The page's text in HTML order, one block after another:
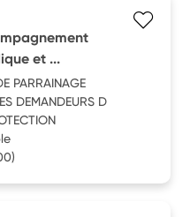
et ...
PARRAINAGE
DEMANDEURS D